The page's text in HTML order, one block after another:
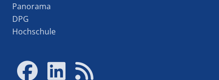
Panorama
DPG
Hochschule